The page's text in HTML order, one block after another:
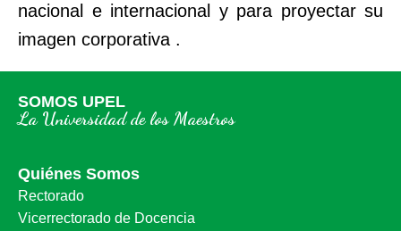
nacional e internacional y para proyectar su
imagen corporativa .
SOMOS UPEL
La Universidad de los Maestros
Quiénes Somos
Rectorado
Vicerrectorado de Docencia